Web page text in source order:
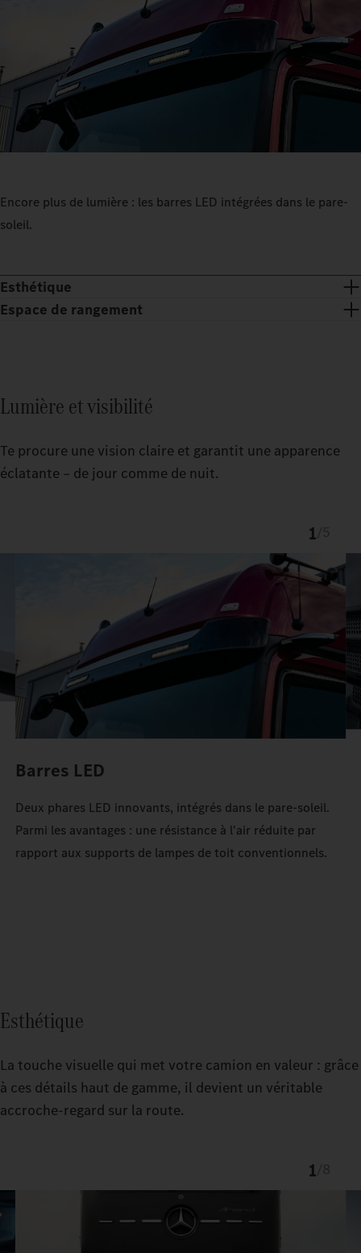
Encore plus de lumière : les barres LED intégrées dans le pare-
soleil.
Esthétique
Une baguette chromée et des pastilles chromées confèrent à la
face avant ProCabin une optique exclusive.
Espace de rangement
Le TruckLocker sur mesure apporte davantage d'ordre et
d'espace de rangement dans l'Actros.
Lumière et visibilité
Te procure une vision claire et garantit une apparence
éclatante – de jour comme de nuit.
1
Barres LED
Deux phares LED innovants, intégrés dans le pare-soleil.
Parmi les avantages : une résistance à l'air réduite par
rapport aux supports de lampes de toit conventionnels.
Esthétique
La touche visuelle qui met votre camion en valeur : grâce
à ces détails haut de gamme, il devient un véritable
accroche-regard sur la route.
1